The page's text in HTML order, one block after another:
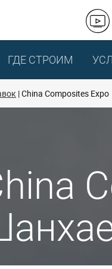
ГДЕ СТРОИМ
China Composites Expo